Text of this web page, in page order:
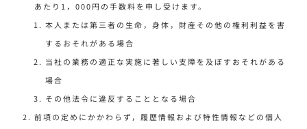
あたり1，000円の手数料を申し受けます。
本人または第三者の生命，身体，財産その他の権利利益を害
するおそれがある場合
当社の業務の適正な実施に著しい支障を及ぼすおそれがある
場合
その他法令に違反することとなる場合
前項の定めにかかわらず，履歴情報および特性情報などの個人